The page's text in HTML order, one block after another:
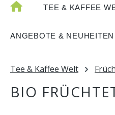
TEE & KAFFEE
ANGEBOTE & NEUHEITEN
Tee & Kaffee Welt
BIO